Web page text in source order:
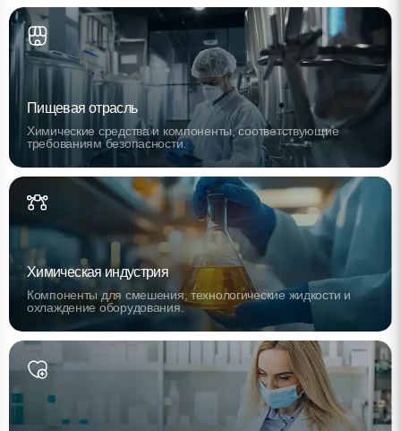
Пищевая отрасль
Химические средства и компоненты, соответствующие
требованиям безопасности.
Химическая индустрия
Компоненты для смешения, технологические жидкости и
охлаждение оборудования.